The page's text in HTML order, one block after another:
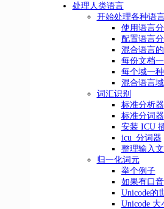
处理人类语言
开始处理各种语
使用语言
配置语言
混合语言
每份文档
每个域一
混合语言域
词汇识别
标准分析器
标准分词器
安装 ICU
icu_分词器
整理输入
归一化词元
举个例子
如果有口音
Unicode的
Unicode 大